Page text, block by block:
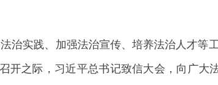
实践、加强法治宣传、培养法治人才等
开之际，习近平总书记致信大会，向广大